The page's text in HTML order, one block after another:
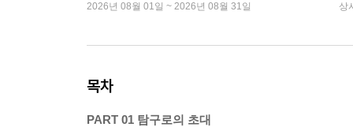
2026년 08월 01일 ~ 2026년 08월 31일 상
목차
PART 01 탐구로의 초대